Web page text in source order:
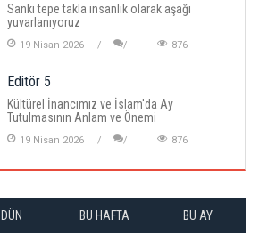
Sanki tepe takla insanlık olarak aşağı
yuvarlanıyoruz
19 Nisan 2026 876
Editör 5
Kültürel İnancımız ve İslam'da Ay
Tutulmasının Anlam ve Önemi
19 Nisan 2026 876
DÜN BU HAFTA BU AY